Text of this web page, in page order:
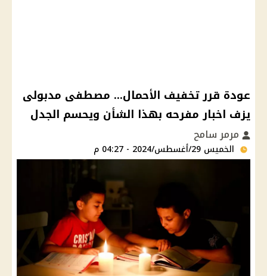
عودة قرر تخفيف الأحمال... مصطفى مدبولى
يزف اخبار مفرحه بهذا الشأن ويحسم الجدل
مرمر سامح
الخميس 29/أغسطس/2024 - 04:27 م